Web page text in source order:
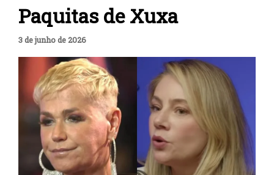
Paquitas de Xuxa
3 de junho de 2026